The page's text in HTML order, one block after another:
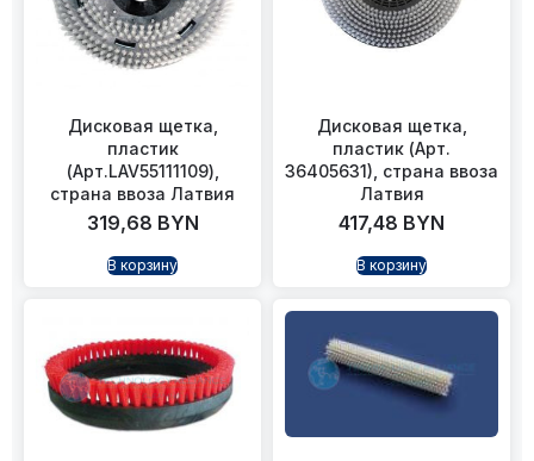
Дисковая щетка,
пластик
(Арт.LAV55111109),
страна ввоза Латвия
319,68 BYN
В корзину
Дисковая щетка,
пластик (Арт.
36405631), страна ввоза
Латвия
417,48 BYN
В корзину